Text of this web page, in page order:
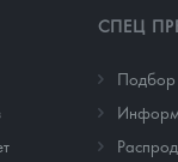
СПЕЦ
Подбор